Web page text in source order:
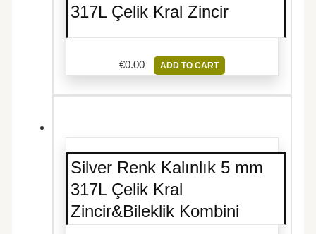
317L Çelik Kral Zincir
€0.00 ADD TO CART
Silver Renk Kalınlık 5 mm
317L Çelik Kral
Zincir&Bileklik Kombini